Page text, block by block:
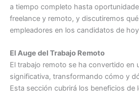
a tiempo completo hasta
freelance y remoto, y discutiremos
empleadores en los candidatos de
El Auge del Trabajo Remoto
El trabajo remoto se ha convertido en
significativa, transformando cómo y
Esta sección cubrirá los beneficios de